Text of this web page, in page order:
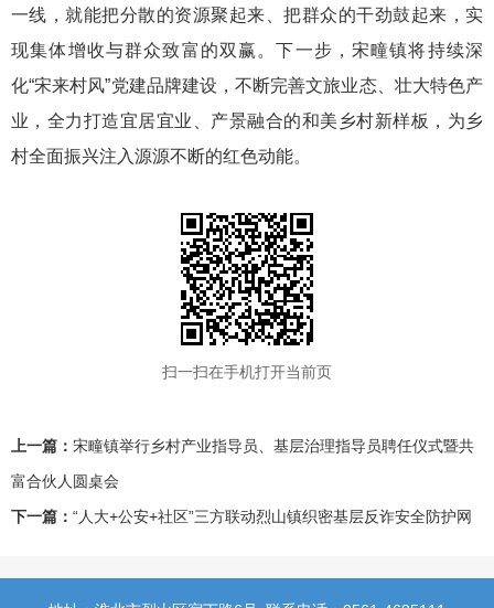
一线，就能把分散的资源聚起来、把群众的干劲鼓起来，实
现集体增收与群众致富的双赢。下一步，宋疃镇将持续深
化“宋来村风”党建品牌建设，不断完善文旅业态、壮大特色产
业，全力打造宜居宜业、产景融合的和美乡村新样板，为乡
村全面振兴注入源源不断的红色动能。
扫一扫在手机打开当前页
上一篇： 宋疃镇举行乡村产业指导员、基层治理指导员聘任仪式暨共
富合伙人圆桌会
下一篇： “人大+公安+社区”三方联动烈山镇织密基层反诈安全防护网